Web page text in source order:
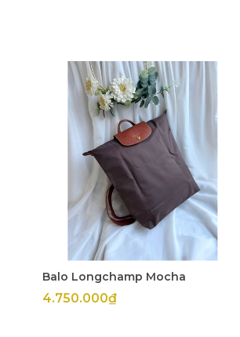
Balo Longchamp Mocha
4.750.000₫